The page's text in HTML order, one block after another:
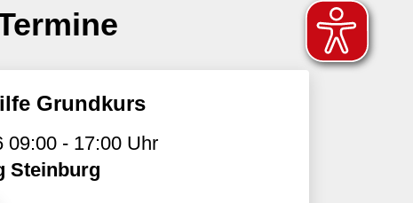
Grundkurs
09:00 - 17:00 Uhr
Steinburg